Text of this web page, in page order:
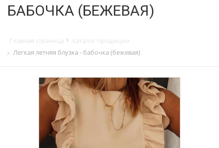
БАБОЧКА (БЕЖЕВАЯ)
Главная страница
Каталог продукции
Легкая летняя блузка - бабочка (бежевая)
ЛИДЕР ПРОДАЖ / НОВИНКА